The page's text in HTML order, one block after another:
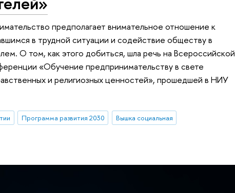
предполагает внимательное отношение к
в трудной ситуации и содействие обществу в
О том, как этого добиться, шла речь на Всероссийской
«Обучение предпринимательству в свете
и религиозных ценностей», прошедшей в НИУ
Программа развития 2030
Вышка социальная